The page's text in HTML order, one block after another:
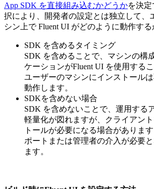
App SDK を直接組み込むかどうかを決
択により、開発者の設定とは独立して、
シン上で Fluent UI がどのように動作する
SDK を含めるタイミング
SDK を含めることで、マシンの構
ケーションがFluent UI を使用する
ユーザーのマシンにインストール
動作します。
SDKを含めない場合
SDK を含めないことで、運用する
軽量化が図れますが、クライアン
トールが必要になる場合がありま
ポートまたは管理者の介入が必要
ます。